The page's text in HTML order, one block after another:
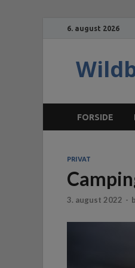
6. august 2026
FORSIDE
PRIVAT
3. august 2022 -